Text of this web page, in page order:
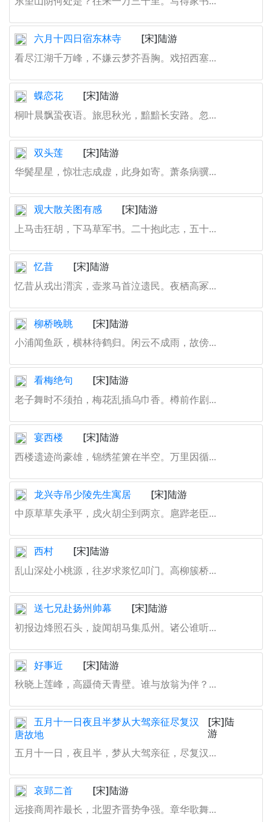
六月十四日宿东林寺
[宋]陆游
看尽江湖千万峰，不嫌云梦芥吾胸。戏招西塞...
蝶恋花
[宋]陆游
桐叶晨飘蛩夜语。旅思秋光，黯黯长安路。忽...
双头莲
[宋]陆游
华鬓星星，惊壮志成虚，此身如寄。萧条病骥...
观大散关图有感
[宋]陆游
上马击狂胡，下马草军书。二十抱此志，五十...
忆昔
[宋]陆游
忆昔从戎出渭滨，壶浆马首泣遗民。夜栖高冢...
柳桥晚眺
[宋]陆游
小浦闻鱼跃，横林待鹤归。闲云不成雨，故傍...
看梅绝句
[宋]陆游
老子舞时不须拍，梅花乱插乌巾香。樽前作剧...
宴西楼
[宋]陆游
西楼遗迹尚豪雄，锦绣笙箫在半空。万里因循...
龙兴寺吊少陵先生寓居
[宋]陆游
中原草草失承平，戍火胡尘到两京。扈跸老臣...
西村
[宋]陆游
乱山深处小桃源，往岁求浆忆叩门。高柳簇桥...
送七兄赴扬州帅幕
[宋]陆游
初报边烽照石头，旋闻胡马集瓜州。诸公谁听...
好事近
[宋]陆游
秋晓上莲峰，高蹑倚天青壁。谁与放翁为伴？...
五月十一日夜且半梦从大驾亲征尽复汉
唐故地
[宋]陆
游
五月十一日，夜且半，梦从大驾亲征，尽复汉...
哀郢二首
[宋]陆游
远接商周祚最长，北盟齐晋势争强。章华歌舞...